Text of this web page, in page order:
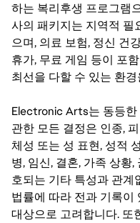
하는 복리후생 프로그램
사의 패키지는 지역적 필
으며, 의료 보험, 정신 건
휴가, 무료 게임 등이 포
최선을 다할 수 있는 환
Electronic Arts는 동등한
관한 모든 결정은 인종,
체성 또는 성 표현, 성적
병, 임신, 결혼, 가족 상황
호되는 기타 특성과 관계
법률에 따라 전과 기록이
대상으로 고려합니다. 또